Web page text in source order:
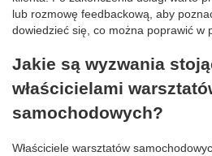
lub rozmowę feedbackową, aby
dowiedzieć się, co można poprawić w
Jakie są wyzwania
właścicielami
samochodowych?
Właściciele warsztatów